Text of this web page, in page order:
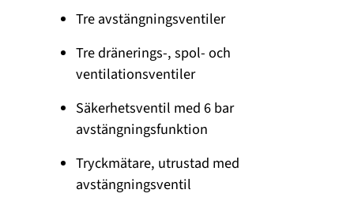
Tre avstängningsventiler
Tre dränerings-, spol- och
ventilationsventiler
Säkerhetsventil med 6 bar
avstängningsfunktion
Tryckmätare, utrustad med
avstängningsventil